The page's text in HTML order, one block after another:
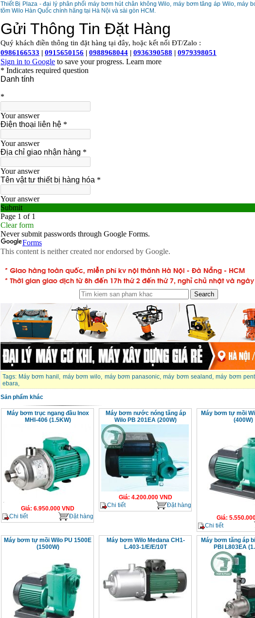
Thiết Bị Plaza - đại lý phân phối máy bơm hút chân không Wilo, máy bơm tăng áp Wilo, máy
tõm Wilo Hàn Quốc chính hãng tại Hà Nội và sài gòn HCM.
Tags: Máy bơm hanil , máy bơm wilo, máy bơm panasonic,máy bơm sealand ,máy bơm
ebara,
Sản phẩm khác
Máy bơm trục ngang đầu Inox
MHI-406 (1.5KW)
Giá: 6.950.000 VND
Chi tiết
Đặt hàng
Máy bơm nước nóng tăng áp
Wilo PB 201EA (200W)
Giá: 4.200.000 VND
Chi tiết
Đặt hàng
Máy bơm tự mồi
(400W)
Giá:
Chi tiết
Máy bơm tự mồi Wilo PU 1500E
(1500W)
Máy bơm Wilo Medana CH1-
L.403-1/E/E/10T
Máy bơm tăng áp
PBI L803EA